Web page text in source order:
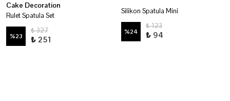
Cake Decoration
Rulet Spatula Set
%23
₺ 327
₺ 251
Silikon Spatula Mini
%24
₺ 123
₺ 94